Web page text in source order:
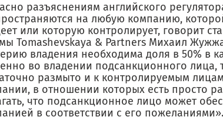
разъяснениям английского
на любую компанию,
или которую контролирует, говорит
Tomashevskaya & Partners Михаил
владения необходима доля в 50% в
во владении подсанкционного лица,
размыто и к контролируемым
в отношении которых есть просто
что подсанкционное лицо может
в соответствии с его пожеланиями».